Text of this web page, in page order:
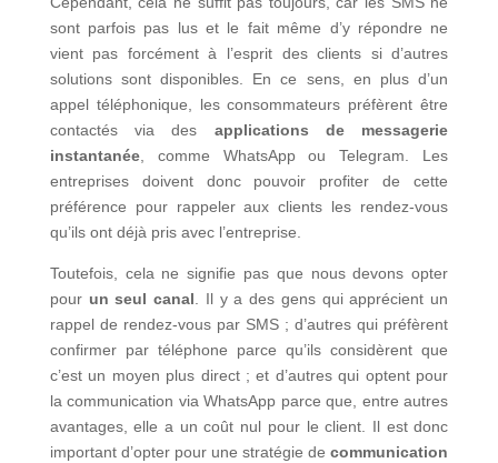
sont parfois pas lus et le fait même d’y répondre ne
vient pas forcément à l’esprit des clients si d’autres
solutions sont disponibles. En ce sens, en plus d’un
appel téléphonique, les consommateurs préfèrent être
contactés via des applications de messagerie
instantanée, comme WhatsApp ou Telegram. Les
entreprises doivent donc pouvoir profiter de cette
préférence pour rappeler aux clients les rendez-vous
qu’ils ont déjà pris avec l’entreprise.
Toutefois, cela ne signifie pas que nous devons opter
pour un seul canal . Il y a des gens qui apprécient un
rappel de rendez-vous par SMS ; d’autres qui préfèrent
confirmer par téléphone parce qu’ils considèrent que
c’est un moyen plus direct ; et d’autres qui optent pour
la communication via WhatsApp parce que, entre autres
avantages, elle a un coût nul pour le client. Il est donc
important d’opter pour une stratégie decommunication